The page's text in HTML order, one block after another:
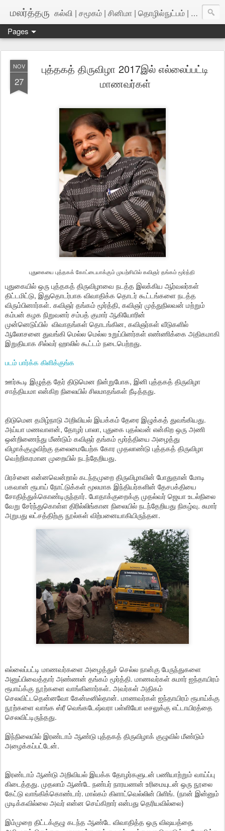
மலர்த்தரு கல்வி | சமூகம் | சினிமா | தொழில்நுட்பம் | அறிவியல்
Pages
NOV
27
புத்தகத் திருவிழா 2017இல் எல்லைப்பட்டி
மாணவர்கள்
புதுகையை புத்தகக் கோட்டையாக்கும் முயற்சியில் கவிஞர் தங்கம் மூர்த்தி
புதுகையில் ஒரு புத்தகத் திருவிழாவை நடத்த இலக்கிய ஆர்வலர்கள்
திட்டமிட்டு, இதுதொடர்பாக விவாதிக்க தொடர் கூட்டங்களை நடத்த
விரும்பினார்கள். கவிஞர் தங்கம் மூர்த்தி, கவிஞர் முத்துநிலவன் மற்றும்
கம்பன் கழக நிறுவனர் சம்பத் குமார் ஆகியோரின்
முன்னெடுப்பில் விவாதங்கள் தொடங்கின, கவிஞர்கள் வீடுகளில்
ஆலோசனை துவங்கி மெல்ல மெல்ல உறுப்பினர்கள் எண்ணிக்கை அதிகமாகி
இறுதியாக சில்வர் ஹாலில் கூட்டம் நடைபெற்றது.
படம் பார்க்க கிளிக்குங்க
ஊர்கூடி இழுத்த தேர் திடுமென நின்றுபோக, இனி புத்தகத் திருவிழா
சாத்தியமா என்கிற நிலையில் சிலமாதங்கள் நீடித்தது.
திடுமென தமிழ்நாடு அறிவியல் இயக்கம் தேரை இழுக்கத் துவங்கியது.
அய்யா மணவாளன், தோழர் பாலா, புதுகை புதல்வன் என்கிற ஒரு அணி
ஒன்றிணைந்து மீண்டும் கவிஞர் தங்கம் மூர்த்தியை அழைத்து
விழாக்குழுவிற்கு தலைமையேற்க கோர முதலாண்டு புத்தகத் திருவிழா
வெற்றிகரமான முறையில் நடந்தேறியது.
பிரச்னை என்னவென்றால் கடந்தமுறை திருவிழாவின் போதுதான் மோடி
பகவான் ரூபாய் நோட்டுக்கள் மூலமாக இந்தியர்களின் தேசபக்தியை
சோதித்துக்கொண்டிருந்தார். போதாக்குறைக்கு முதல்வர் ஜெயா உடல்நிலை
வேறு சேர்ந்துகொள்ள திரில்லிங்கான நிலையில் நடந்தேறியது நிகழ்வு. சுமார்
அறுபது லட்சத்திற்கு நூல்கள் விற்பனையாகியிருந்தன.
எல்லைப்பட்டி மாணவர்களை அழைத்துச் செல்ல நான்கு பேருந்துகளை
அனுப்பிவைத்தார் அண்ணன் தங்கம் மூர்த்தி. மாணவர்கள் சுமார் ஐந்தாயிரம்
ரூபாய்க்கு நூற்களை வாங்கினார்கள். அவர்கள் அதிகம்
செலவிட்டதென்னவோ கேன்டீனில்தான். மாணவர்கள் ஐந்தாயிரம் ரூபாய்க்கு
நூற்களை வாங்க ஸ்ரீ வெங்கடேஷ்வரா பள்ளியோ டீசலுக்கு எட்டாயிரத்தை
செலவிட்டிருந்தது.
இந்நிலையில் இரண்டாம் ஆண்டு புத்தகத் திருவிழாக் குழுவில் மீண்டும்
அழைக்கப்பட்டேன்.
இரண்டாம் ஆண்டு அறிவியல் இயக்க தோழர்களுடன் பணியாற்றும் வாய்ப்பு
கிடைத்தது. முதலாம் ஆண்டே நண்பர் நாரயணன் உரிமையுடன் ஒரு நூலை
கேட்டு வாங்கிக்கொண்டார். மால்கம் கிளாட்வெல்லின் பிளிங். (நான் இன்னும்
முடிக்கவில்லை அவர் என்ன செய்கிறார் என்பது தெரியவில்லை)
இம்முறை திட்டக்குழு கடந்த ஆண்டே விவாதித்த ஒரு விஷயத்தை